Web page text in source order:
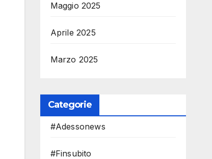
Maggio 2025
Aprile 2025
Marzo 2025
Categorie
#Adessonews
#Finsubito